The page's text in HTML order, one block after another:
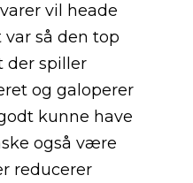
vil heade
så den top
der spiller
og galoperer
kunne have
også være
reducerer